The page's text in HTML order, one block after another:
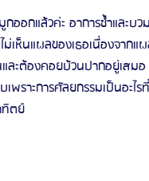
อกแล้วค่ะ อาการช้ำและบ
ม่เห็นแผลของเธอเนื่องจาก
ะต้องคอยบ้วนปากอยู่เสม
เพราะการศัลยกรรมเป็นอะ
ตย์